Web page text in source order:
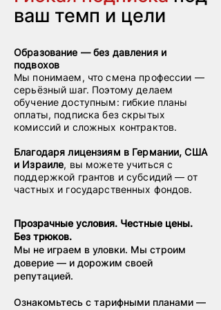
ваш темп и цели
Образование — без давления и
подвохов
Мы понимаем, что смена профессии —
серьёзный шаг. Поэтому делаем
обучение доступным: гибкие планы
оплаты, подписка без скрытых
комиссий и сложных контрактов.
Благодаря лицензиям в Германии, США
и Израиле, вы можете учиться с
поддержкой грантов и субсидий — от
частных и государственных фондов.
Прозрачные условия. Честные цены.
Без трюков.
Мы не играем в уловки. Мы строим
доверие — и дорожим своей
репутацией.
Ознакомьтесь с тарифными планами —